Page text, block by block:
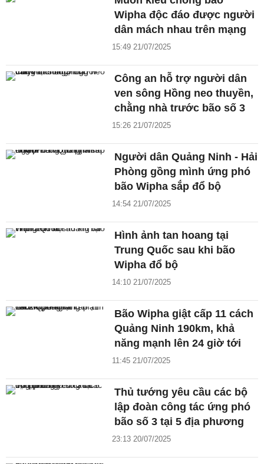
Wipha độc đáo được người
dân mách nhau trên mạng
15:49 21/07/2025
Công an hỗ trợ người dân
ven sông Hồng neo thuyền,
chằng nhà trước bão số 3
15:26 21/07/2025
Người dân Quảng Ninh - Hải
Phòng gồng mình ứng phó
bão Wipha sắp đổ bộ
14:54 21/07/2025
Hình ảnh tan hoang tại
Trung Quốc sau khi bão
Wipha đổ bộ
14:10 21/07/2025
Bão Wipha giật cấp 11 cách
Quảng Ninh 190km, khả
năng mạnh lên 24 giờ tới
11:45 21/07/2025
Thủ tướng yêu cầu các bộ
lập đoàn công tác ứng phó
bão số 3 tại 5 địa phương
23:13 20/07/2025